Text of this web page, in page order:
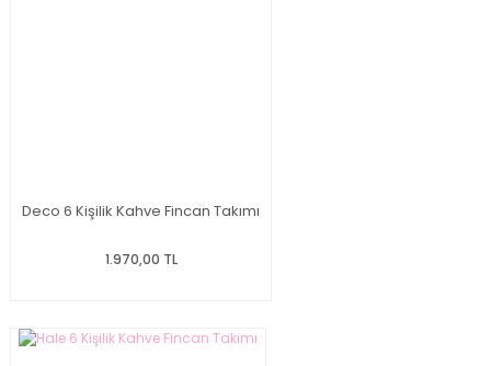
Deco 6 Kişilik Kahve Fincan Takımı
1.970,00 TL